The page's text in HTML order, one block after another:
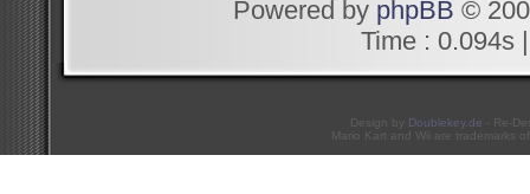
Powered by phpBB ©
Time : 0.094s
Design by Doublekey.de - Re-
Mario Kart and Wii are trademarks